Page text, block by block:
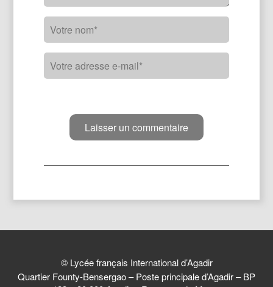
© Lycée français International d’Agadir
Quartier Founty-Bensergao – Poste principale d’Agadir – BP